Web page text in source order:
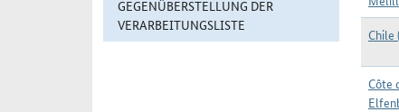
GEGENÜBERSTELLUNG DER
VERARBEITUNGSLISTE
Chile
Côte